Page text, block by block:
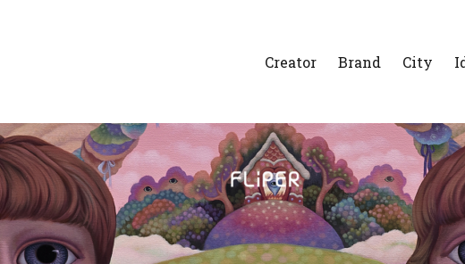
Creator Brand City